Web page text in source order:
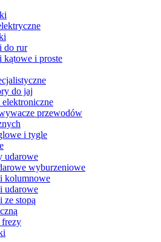
do rur
kątowe i proste
do jaj
przewodów
i tygle
udarowe
wyburzeniowe
kolumnowe
udarowe
ze stopą
frezy